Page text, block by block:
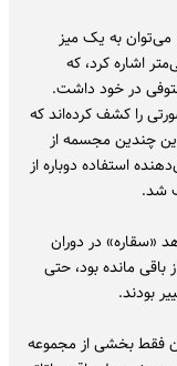
می‌توان به یک میز
قرمز با قطر ۹۲.۵ سانتی‌متر اشاره کرد، که
در خود داشت.
گرانیت صورتی را کشف کرده‌اند که
چندین مجسمه از
استفاده دوباره از
شد.
«سقاره» در دوران
مانده بود، حتی
بودند.
فقط بخشی از مجموعه